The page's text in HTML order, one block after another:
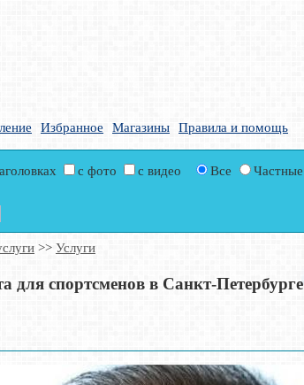
Избранное Магазины Правила и помощь
с фото Все Частные
>> Услуги
для спортсменов в Санкт-Петербурге